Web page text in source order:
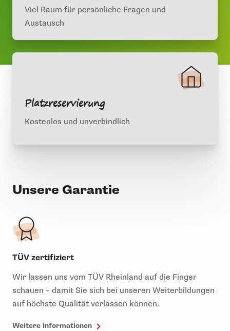
Viel Raum für persönliche Fragen und
Austausch
Platzreservierung
Kostenlos und unverbindlich
Unsere Garantie
TÜV zertifiziert
Wir lassen uns vom TÜV Rheinland auf die Finger
schauen – damit Sie sich bei unseren Weiterbildungen
auf höchste Qualität verlassen können.
Weitere Informationen